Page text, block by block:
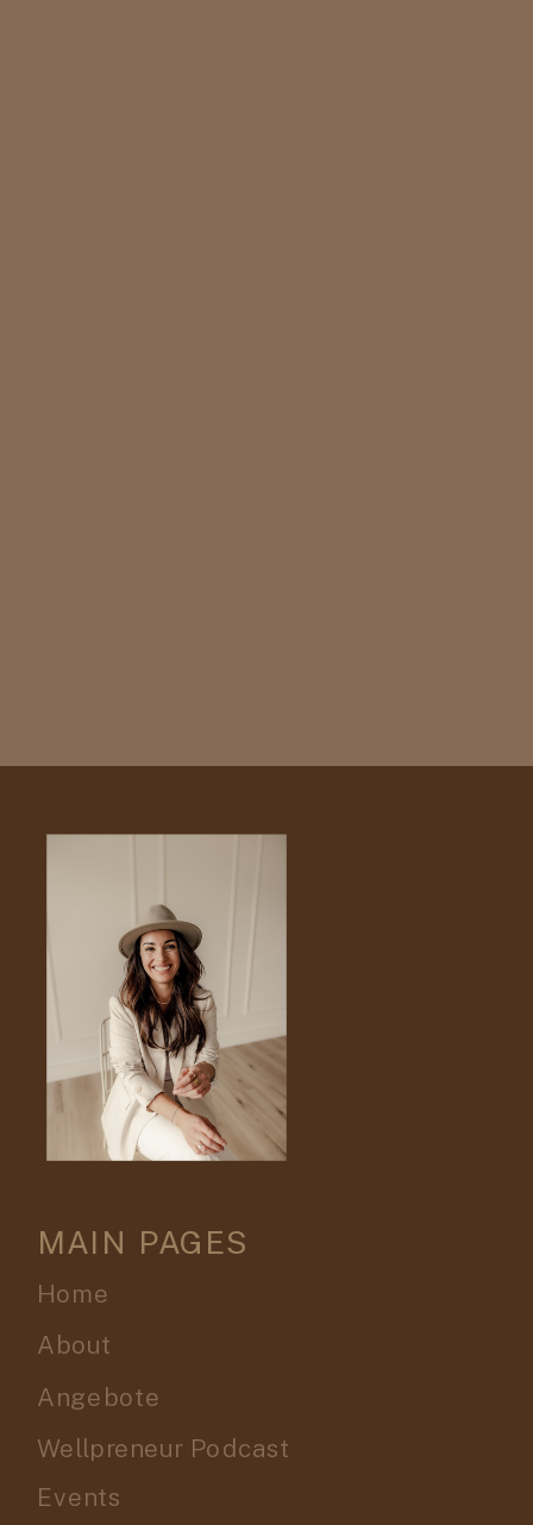
Wellpreneur Podcast
Angebote
About
Home
MAIN PAGES
Events